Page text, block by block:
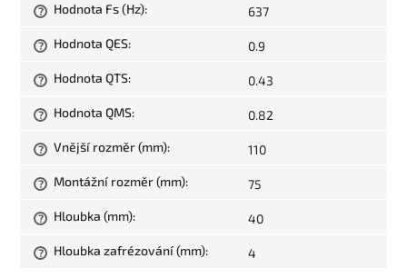
? Hodnota Fs (Hz): 637
? Hodnota QES: 0.9
? Hodnota QTS: 0.43
? Hodnota QMS: 0.82
? Vnější rozměr (mm): 110
? Montážní rozměr (mm): 75
? Hloubka (mm): 40
? Hloubka zafrézování (mm): 4